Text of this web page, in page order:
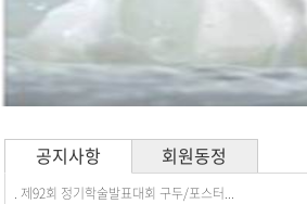
공지사항
. 제92회 정기학술발표대회 구두/포스터...
회원동정
. 회원동정을 등록합니다.